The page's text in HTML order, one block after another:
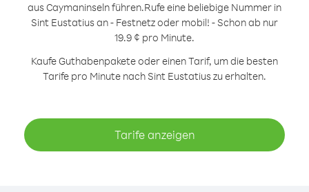
aus Caymaninseln führen.Rufe eine beliebige Nummer in
Sint Eustatius an - Festnetz oder mobil! - Schon ab nur
19.9 ¢ pro Minute.
Kaufe Guthabenpakete oder einen Tarif, um die besten
Tarife pro Minute nach Sint Eustatius zu erhalten.
Tarife anzeigen